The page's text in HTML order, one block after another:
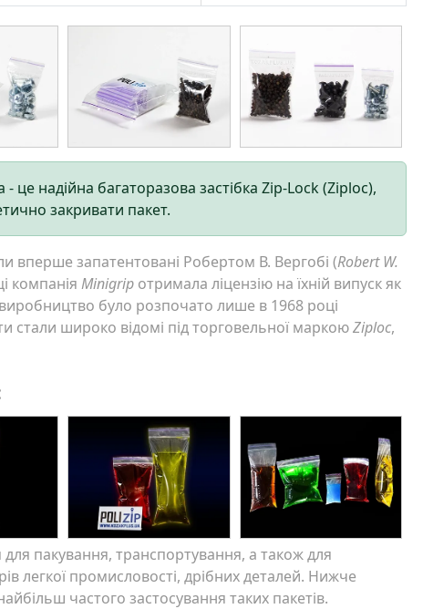
- це надійна багаторазова застібка Zip-Lock (Ziploc),
закривати пакет.
вперше запатентовані Робертом В. Вергобі (Robert W.
компанія Minigrip отримала ліцензію на їхній випуск як
було розпочато лише в 1968 році
стали широко відомі під торговельної маркоюZiploc,
пакування, транспортування, а також для
легкої промисловості, дрібних деталей. Нижче
частого застосування таких пакетів.